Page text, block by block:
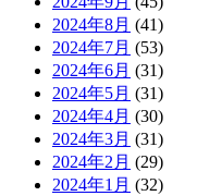
2024年8月 (41)
2024年7月 (53)
2024年6月 (31)
2024年5月 (31)
2024年4月 (30)
2024年3月 (31)
2024年2月 (29)
2024年1月 (32)